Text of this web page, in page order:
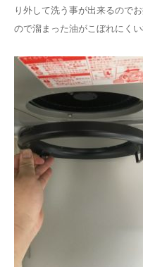
り外して洗う事が出来るので
ので溜まった油がこぼれにく